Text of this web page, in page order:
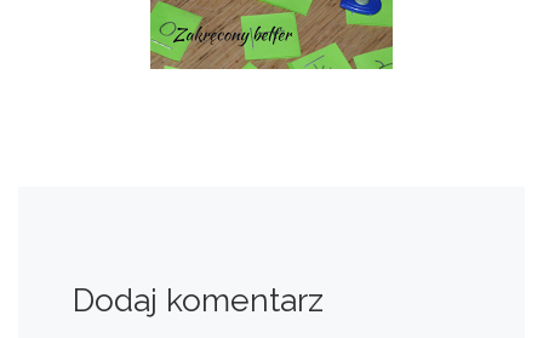
Dodaj komentarz